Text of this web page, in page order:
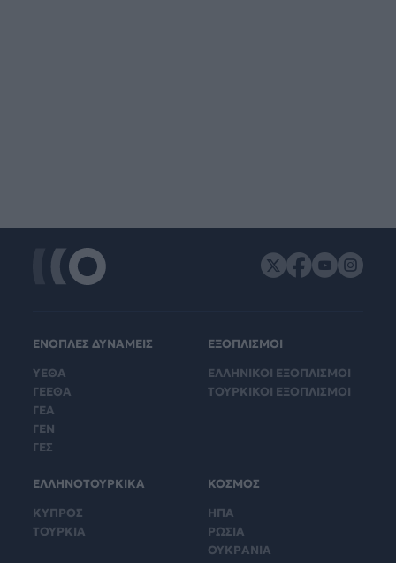
ΕΝΟΠΛΕΣ ΔΥΝΑΜΕΙΣ
ΥΕΘΑ
ΓΕΕΘΑ
ΓΕΑ
ΓΕΝ
ΓΕΣ
ΕΞΟΠΛΙΣΜΟΙ
ΕΛΛΗΝΙΚΟΙ ΕΞΟΠΛΙΣΜΟΙ
ΤΟΥΡΚΙΚΟΙ ΕΞΟΠΛΙΣΜΟΙ
ΕΛΛΗΝΟΤΟΥΡΚΙΚΑ
ΚΥΠΡΟΣ
ΤΟΥΡΚΙΑ
ΚΟΣΜΟΣ
ΗΠΑ
ΡΩΣΙΑ
ΟΥΚΡΑΝΙΑ